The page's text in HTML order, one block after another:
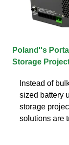
Poland''s
Storage
Instead of
sized battery
storage
solutions are